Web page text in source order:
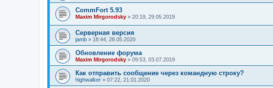
CommFort 5.93
Maxim Mirgorodsky » 20:19, 29.05.2019
Серверная версия
jamb » 18:44, 28.05.2020
Обновление форума
Maxim Mirgorodsky » 09:53, 03.07.2019
Как отправить сообщение через командную строку?
highwalker » 07:22, 21.01.2020